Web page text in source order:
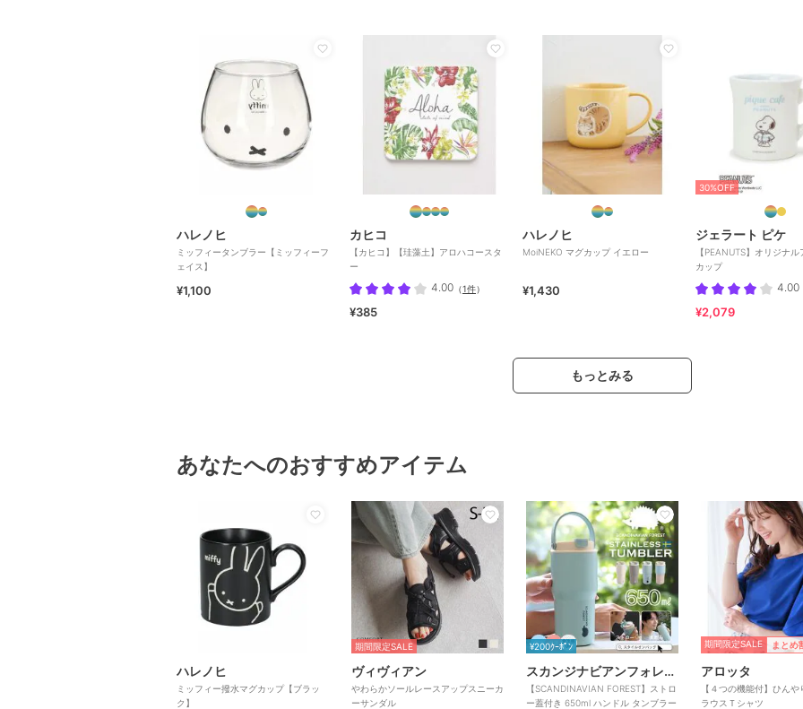
ハレノヒ
ミッフィータンブラー【ミッフィーフ
ェイス】
¥1,100
カヒコ
【カヒコ】【珪藻土】アロハコースタ
ー
4.00 （1件）
¥385
ハレノヒ
MoiNEKO マグカップ イエロー
¥1,430
30%OFF
ジェラート ピケ
【PEANUTS】オリジナ
カップ
4.00
¥2,079
もっとみる
あなたへのおすすめアイテム
ハレノヒ
ミッフィー撥水マグカップ【ブラッ
ク】
期間限定SALE
ヴィヴィアン
やわらかソールレースアップスニーカ
ーサンダル
¥200ｸｰﾎﾟﾝ
スカンジナビアンフォレスト
【SCANDINAVIAN FOREST】ストロ
ー蓋付き 650ml ハンドル タンブラー
期間限定SALE まとめ
アロッタ
【４つの機能付】ひん
ラウスＴシャツ